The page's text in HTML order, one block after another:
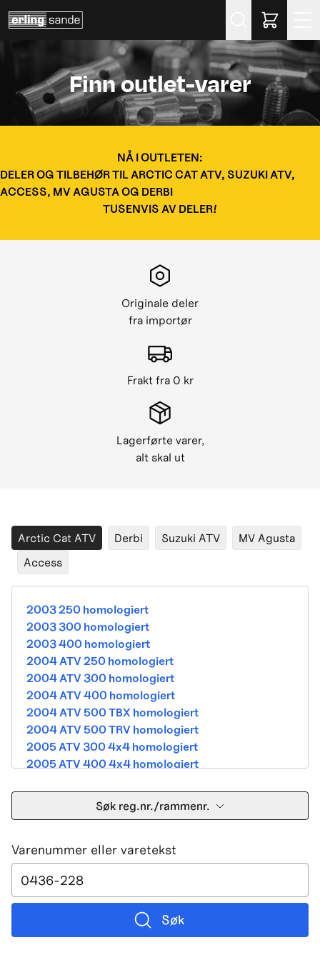
Finn outlet-varer
NÅ I OUTLETEN:
DELER OG TILBEHØR TIL ARCTIC CAT ATV, SUZUKI ATV,
ACCESS, MV AGUSTA OG DERBI
TUSENVIS AV DELER!
Originale deler
fra importør
Frakt fra 0 kr
Lagerførte varer,
alt skal ut
Arctic Cat ATV Derbi Suzuki ATV
MV Agusta
Access
2003 250 homologiert
2003 300 homologiert
2003 400 homologiert
2004 ATV 250 homologiert
2004 ATV 300 homologiert
2004 ATV 400 homologiert
2004 ATV 500 TBX homologiert
2004 ATV 500 TRV homologiert
2005 ATV 300 4x4 homologiert
2005 ATV 400 4x4 homologiert
2005 ATV 500 TRV homologiert
2005 ATV 500i 4x4A homologiert
2005 DVX 400 street homologiert
2006 250 Utility Street Legal
2006 400 Street Legal
2006 400 3in1 Street Legal
2006 400 dvx street-2x4 homologated b390b
2006 500 4x4A Street Legal
Søk reg.nr./rammenr.
Varenummer eller varetekst
Søk